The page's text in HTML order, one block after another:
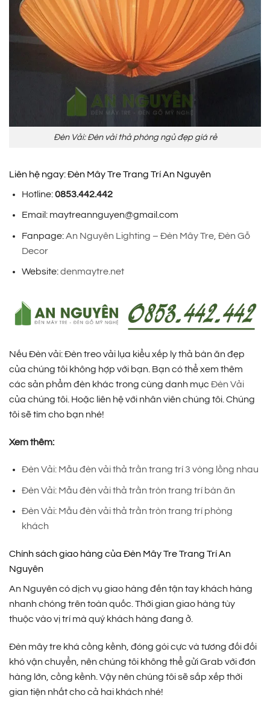
Đèn Vải: Đèn vải thả phòng ngủ đẹp giá rẻ
Liên hệ ngay: Đèn Mây Tre Trang Trí An Nguyên
Hotline:0853.442.442
Email: maytreannguyen@gmail.com
Fanpage:An Nguyên Lighting – Đèn Mây Tre, Đèn Gỗ
Decor
Website:denmaytre.net
Nếu Đèn vải: Đèn treo vải lụa kiểu xếp ly thả bàn ăn đẹp
của chúng tôi không hợp với bạn. Bạn có thể xem thêm
các sản phẩm đèn khác trong cùng danh mục Đèn Vải
của chúng tôi. Hoặc liên hệ với nhân viên chúng tôi. Chúng
tôi sẽ tìm cho bạn nhé!
Xem thêm:
Đèn Vải: Mẫu đèn vải thả trần trang trí 3 vòng lồng nhau
Đèn Vải: Mẫu đèn vải thả trần tròn trang trí bàn ăn
Đèn Vải: Mẫu đèn vải thả trần tròn trang trí phòng
khách
Chính sách giao hàng của Đèn Mây Tre Trang Trí An
Nguyên
An Nguyên có dịch vụ giao hàng đến tận tay khách hàng
nhanh chóng trên toàn quốc. Thời gian giao hàng tùy
thuộc vào vị trí mà quý khách hàng đang ở.
Đèn mây tre khá cồng kềnh, đóng gói cực và tương đối đối
khó vận chuyển, nên chúng tôi không thể gửi Grab với đơn
hàng lớn, cồng kềnh. Vậy nên chúng tôi sẽ sắp xếp thời
gian tiện nhất cho cả hai khách nhé!